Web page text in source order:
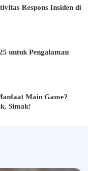
Respons Insiden di
untuk Pengalaman
Main Game?
Simak!